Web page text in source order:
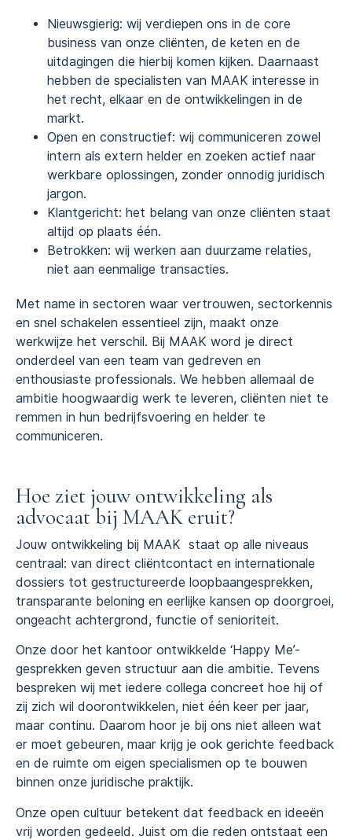
Nieuwsgierig: wij verdiepen ons in de core
business van onze cliënten, de keten en de
uitdagingen die hierbij komen kijken. Daarnaast
hebben de specialisten van MAAK interesse in
het recht, elkaar en de ontwikkelingen in de
markt.
Open en constructief: wij communiceren zowel
intern als extern helder en zoeken actief naar
werkbare oplossingen, zonder onnodig juridisch
jargon.
Klantgericht: het belang van onze cliënten staat
altijd op plaats één.
Betrokken: wij werken aan duurzame relaties,
niet aan eenmalige transacties.
Met name in sectoren waar vertrouwen, sectorkennis
en snel schakelen essentieel zijn, maakt onze
werkwijze het verschil. Bij MAAK word je direct
onderdeel van een team van gedreven en
enthousiaste professionals. We hebben allemaal de
ambitie hoogwaardig werk te leveren, cliënten niet te
remmen in hun bedrijfsvoering en helder te
communiceren.
Hoe ziet jouw ontwikkeling als
advocaat bij MAAK eruit?
Jouw ontwikkeling bij MAAK staat op alle niveaus
centraal: van direct cliëntcontact en internationale
dossiers tot gestructureerde loopbaangesprekken,
transparante beloning en eerlijke kansen op doorgroei,
ongeacht achtergrond, functie of senioriteit.
Onze door het kantoor ontwikkelde ‘Happy Me’-
gesprekken geven structuur aan die ambitie. Tevens
bespreken wij met iedere collega concreet hoe hij of
zij zich wil doorontwikkelen, niet één keer per jaar,
maar continu. Daarom hoor je bij ons niet alleen wat
er moet gebeuren, maar krijg je ook gerichte feedback
en de ruimte om eigen specialismen op te bouwen
binnen onze juridische praktijk.
Onze open cultuur betekent dat feedback en ideeën
vrij worden gedeeld. Juist om die reden ontstaat een